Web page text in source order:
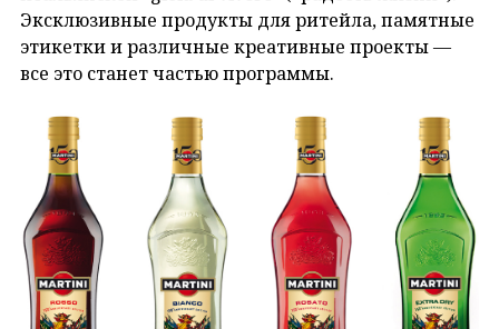
Эксклюзивные продукты для ритейла, памятные
этикетки и различные креативные проекты —
все это станет частью программы.